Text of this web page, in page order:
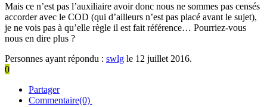
Mais ce n’est pas l’auxiliaire avoir donc nous ne sommes pas censés
accorder avec le COD (qui d’ailleurs n’est pas placé avant le sujet),
je ne vois pas à qu’elle règle il est fait référence… Pourriez-vous
nous en dire plus ?
Personnes ayant répondu : swlg le 12 juillet 2016.
0
Partager
Commentaire(0)